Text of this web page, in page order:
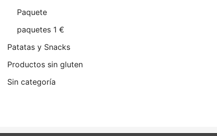
Paquete
paquetes 1 €
Patatas y Snacks
Productos sin gluten
Sin categoría